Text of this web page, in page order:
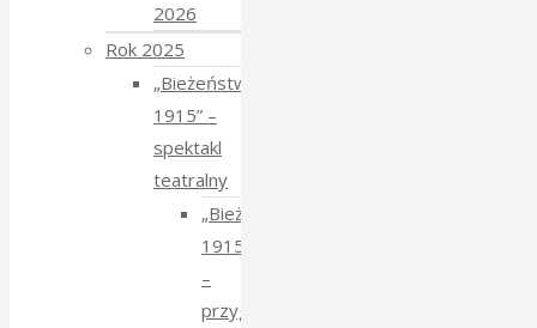
2026
Rok 2025
„Bieżeństwo
1915” –
spektakl
teatralny
„Bieżeństwo
1915”
–
przygotowania